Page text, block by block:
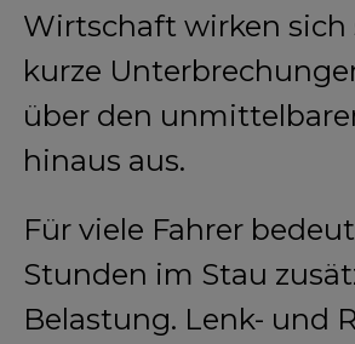
Wirtschaft wirken sich
kurze
über den
hinaus aus.
Für viele Fahrer
Stunden im Stau
Belastung. Lenk- und